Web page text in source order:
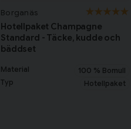
Borganäs
Hotellpaket Champagne
Standard - Täcke, kudde och
bäddset
Material
100 % Bomull
Typ
Hotellpaket